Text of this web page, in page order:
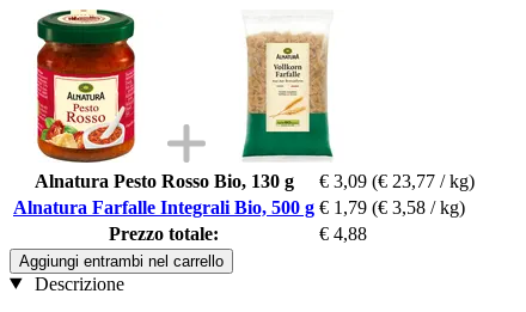
Alnatura Pesto Rosso Bio, 130 g € 3,09 (€ 23,77 / kg)
Alnatura Farfalle Integrali Bio, 500 g € 1,79 (€ 3,58 / kg)
Prezzo totale:
€ 4,88
Aggiungi entrambi nel carrello
Descrizione